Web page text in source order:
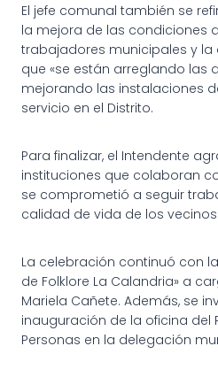
El jefe comunal también se
la mejora de las condiciones
trabajadores municipales y
que «se están arreglando las
mejorando las instalaciones
servicio en el Distrito.
Para finalizar, el Intendente
instituciones que colaboran
se comprometió a seguir
calidad de vida de los vecinos.
La celebración continuó con
de Folklore La Calandria» a
Mariela Cañete. Además, se
inauguración de la oficina del
Personas en la delegación